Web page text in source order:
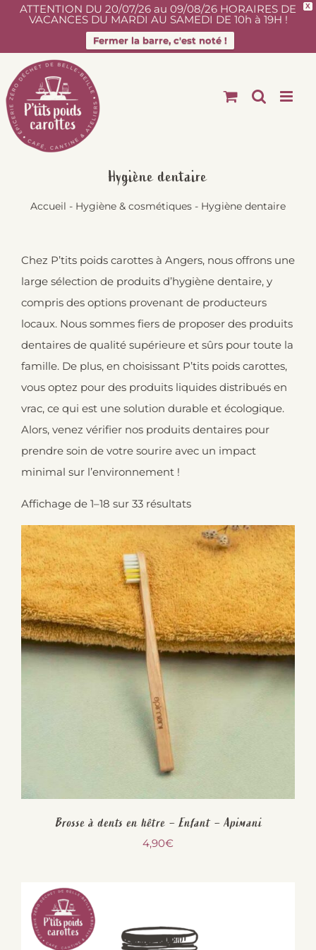
X
ATTENTION DU 20/07/26 au 09/08/26 HORAIRES DE
VACANCES DU MARDI AU SAMEDI DE 10h à 19H !
Fermer la barre, c'est noté !
Passer
au
contenu
Hygiène dentaire
Accueil - Hygiène & cosmétiques - Hygiène dentaire
Chez P’tits poids carottes à Angers, nous offrons une
large sélection de produits d’hygiène dentaire, y
compris des options provenant de producteurs
locaux. Nous sommes fiers de proposer des produits
dentaires de qualité supérieure et sûrs pour toute la
famille. De plus, en choisissant P’tits poids carottes,
vous optez pour des produits liquides distribués en
vrac, ce qui est une solution durable et écologique.
Alors, venez vérifier nos produits dentaires pour
prendre soin de votre sourire avec un impact
minimal sur l’environnement !
Affichage de 1–18 sur 33 résultats
Brosse à dents en hêtre – Enfant – Apimani
4,90€